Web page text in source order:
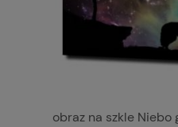
obraz na szkle